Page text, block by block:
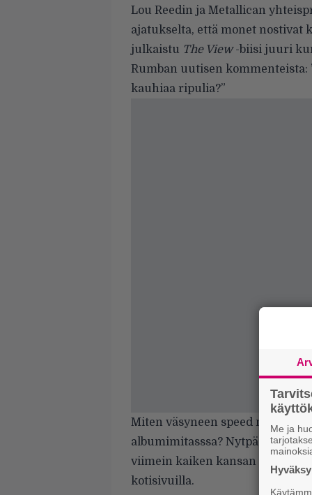
Lou Reedin ja Metallican
ajatukselta, että monet nostivat
julkaistu The View-biisi juuri
Rumban uutisen kommenteista:
kauhiaa ripulia?”
Miten väsyneen speed metalin
albumimitasssa? Nytpä se
viimein kaiken kansan
kotisivuilla.
Me ja